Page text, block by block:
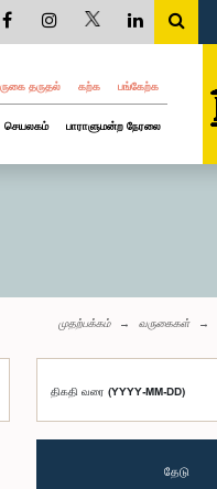
தருதல் கற்க பங்கேற்க
செயலகம் பாராளுமன்ற நேரலை
முதற்பக்கம் வருகைகள்
திகதி வரை (YYYY-MM-DD)
தேடு